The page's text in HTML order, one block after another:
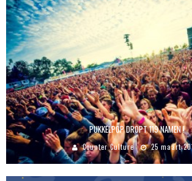
PUKKELPOP DROPT 119 NAMEN !
Counter Culture 25 maart